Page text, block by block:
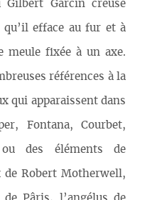
Garcin creuse
qu’il efface au fur et à
meule fixée à un axe.
références à la
qui apparaissent dans
Fontana, Courbet,
des éléments de
de Robert Motherwell,